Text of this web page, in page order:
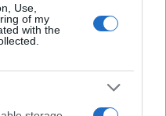
Use,
of my
with the